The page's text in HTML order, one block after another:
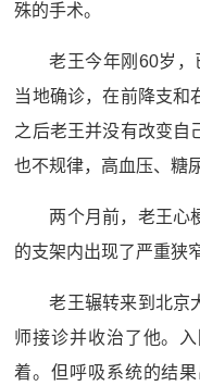
殊的手术。
老王今年刚60岁
当地确诊，在前降支和
之后老王并没有改变自
也不规律，高血压、糖
两个月前，老王心
的支架内出现了严重狭
老王辗转来到北京
师接诊并收治了他。
着。但呼吸系统的结